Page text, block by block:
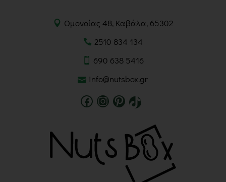
Ομονοίας 48, Καβάλα, 65302
2510 834 134
690 638 5416
info@nutsbox.gr